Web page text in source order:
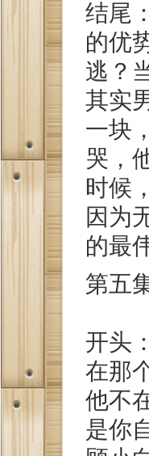
结尾
的优
逃？
其实
一块
哭，
时候
因为
的最
第五
开头
在那
他不
是你